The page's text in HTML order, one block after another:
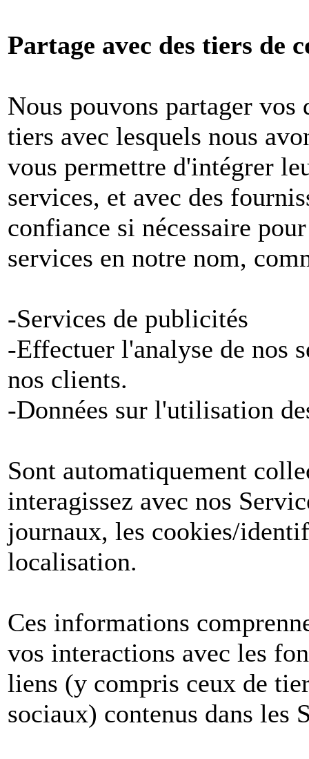
Partage avec des tiers de
Nous pouvons partager vos
tiers avec lesquels nous
vous permettre d'intégrer
services, et avec des
confiance si nécessaire
services en notre nom,
-Services de publicités
-Effectuer l'analyse de nos
nos clients.
-Données sur l'utilisation
Sont automatiquement
interagissez avec nos
journaux, les cookies/
localisation.
Ces informations
vos interactions avec les
liens (y compris ceux de
sociaux) contenus dans les